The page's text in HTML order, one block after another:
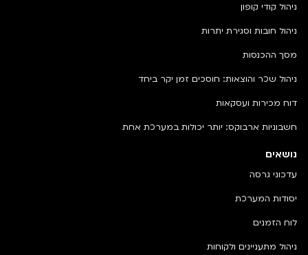
נושאים
עדכוני גרסה
יסודות המערכת
לוח הזמנים
ניהול מתעניינים ולקוחות
ניהול קודי קופון
ניהול חובות וסגירת יתרות
מסך ההכנסות
ניהול שכר והוצאות: חוסכים זמן יקר ביחד
דוח מכירות ועסקאות
חשבוניות ארבוקס: יותר יכולות במערכת אחת